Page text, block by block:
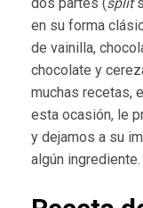
en su forma
de vainilla,
chocolate y
muchas recetas,
esta ocasión, le
y dejamos a su
algún ingrediente.